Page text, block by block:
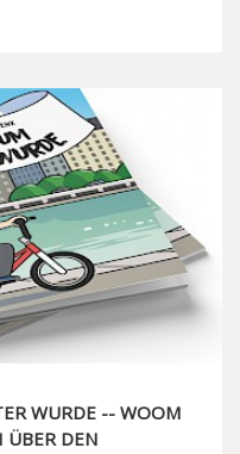
WURDE -- WOOM
ÜBER DEN